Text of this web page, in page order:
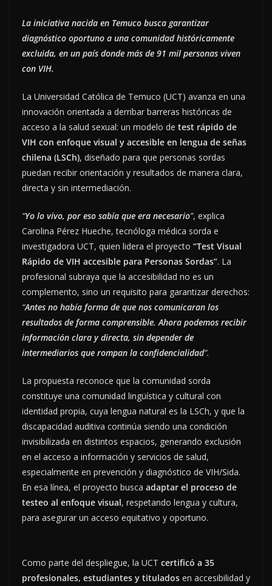
La iniciativa nacida en Temuco busca garantizar
diagnóstico oportuno a una comunidad históricamente
excluida, en un país donde más de 91 mil personas viven
con VIH.
La Universidad Católica de Temuco (UCT) avanza en una
innovación orientada a derribar barreras históricas de
acceso a la salud sexual: un modelo de test rápido de
VIH con enfoque visual y accesible en lengua de señas
chilena (LSCh), diseñado para que personas sordas
puedan recibir orientación y resultados de manera clara,
directa y sin intermediación.
“Yo lo vivo, por eso sabía que era necesario”, explica
Carolina Pérez Hueche, tecnóloga médica sorda e
investigadora UCT, quien lidera el proyecto “Test Visual
Rápido de VIH accesible para Personas Sordas”. La
profesional subraya que la accesibilidad no es un
complemento, sino un requisito para garantizar derechos:
“Antes no había forma de que nos comunicaran los
resultados de forma comprensible. Ahora podemos recibir
información clara y directa, sin depender de
intermediarios que rompan la confidencialidad”.
La propuesta reconoce que la comunidad sorda
constituye una comunidad lingüística y cultural con
identidad propia, cuya lengua natural es la LSCh, y que la
discapacidad auditiva continúa siendo una condición
invisibilizada en distintos espacios, generando exclusión
en el acceso a información y servicios de salud,
especialmente en prevención y diagnóstico de VIH/Sida.
En esa línea, el proyecto busca adaptar el proceso de
testeo al enfoque visual, respetando lengua y cultura,
para asegurar un acceso equitativo y oportuno.
Como parte del despliegue, la UCT certificó a 35
profesionales, estudiantes y titulados en accesibilidad y